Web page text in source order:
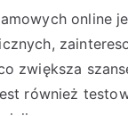
online
zwiększa
również